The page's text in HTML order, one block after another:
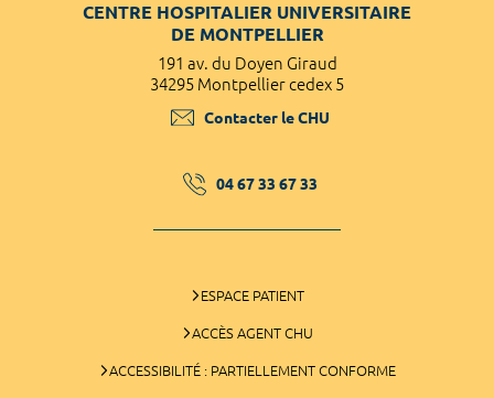
CENTRE HOSPITALIER UNIVERSITAIRE
DE MONTPELLIER
191 av. du Doyen Giraud
34295 Montpellier cedex 5
Contacter le CHU
04 67 33 67 33
ESPACE PATIENT
ACCÈS AGENT CHU
ACCESSIBILITÉ : PARTIELLEMENT CONFORME